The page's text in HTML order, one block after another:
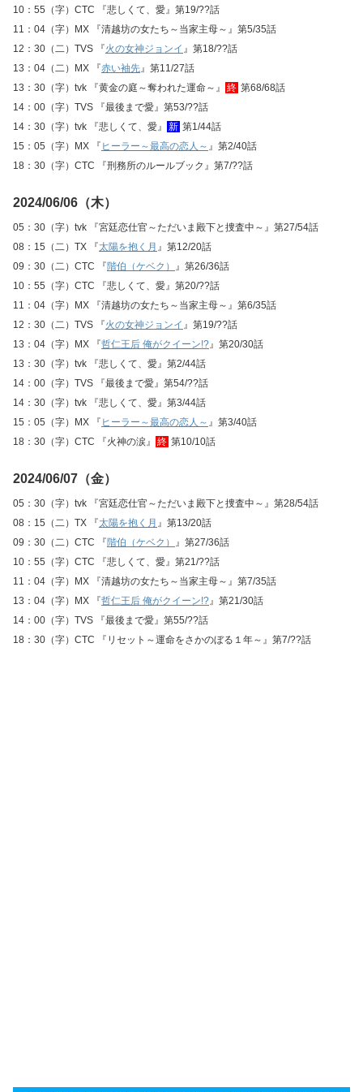
10：55（字）CTC 『悲しくて、愛』第19/??話
11：04（字）MX 『清越坊の女たち～当家主母～』第5/35話
12：30（二）TVS 『火の女神ジョンイ 』第18/??話
13：04（二）MX 『赤い袖先』第11/27話
13：30（字）tvk 『黄金の庭～奪われた運命～』
終 第68/68話
14：00（字）TVS 『最後まで愛』第53/??話
14：30（字）tvk 『悲しくて、愛』
新 第1/44話
15：05（字）MX 『 ヒーラー～最高の恋人～ 』第2/40話
18：30（字）CTC 『刑務所のルールブック』第7/??話
2024/06/06（木）
05：30（字）tvk 『宮廷恋仕官～ただいま殿下と捜査中～』第27/54話
08：15（二）TX 『太陽を抱く月 』第12/20話
09：30（二）CTC 『階伯（ケベク） 』第26/36話
10：55（字）CTC 『悲しくて、愛』第20/??話
11：04（字）MX 『清越坊の女たち～当家主母～』第6/35話
12：30（二）TVS 『火の女神ジョンイ 』第19/??話
13：04（字）MX 『哲仁王后 俺がクイーン!?』第20/30話
13：30（字）tvk 『悲しくて、愛』第2/44話
14：00（字）TVS 『最後まで愛』第54/??話
14：30（字）tvk 『悲しくて、愛』第3/44話
15：05（字）MX 『 ヒーラー～最高の恋人～ 』第3/40話
18：30（字）CTC 『火神の涙』
終 第10/10話
2024/06/07（金）
05：30（字）tvk 『宮廷恋仕官～ただいま殿下と捜査中～』第28/54話
08：15（二）TX 『太陽を抱く月 』第13/20話
09：30（二）CTC 『階伯（ケベク） 』第27/36話
10：55（字）CTC 『悲しくて、愛』第21/??話
11：04（字）MX 『清越坊の女たち～当家主母～』第7/35話
13：04（字）MX 『哲仁王后 俺がクイーン!?』第21/30話
14：00（字）TVS 『最後まで愛』第55/??話
18：30（字）CTC 『リセット～運命をさかのぼる１年～』第7/??話